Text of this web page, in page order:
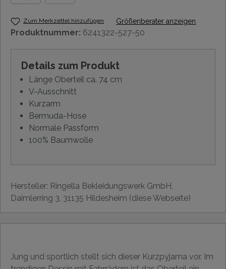
Zum Merkzettel hinzufügen Größenberater anzeigen
Produktnummer: 6241322-527-50
Details zum Produkt
Länge Oberteil ca. 74 cm
V-Ausschnitt
Kurzarm
Bermuda-Hose
Normale Passform
100% Baumwolle
Hersteller: Ringella Bekleidungswerk GmbH,
Daimlerring 3, 31135 Hildesheim (diese Webseite)
Jung und sportlich stellt sich dieser Kurzpyjama vor. Im